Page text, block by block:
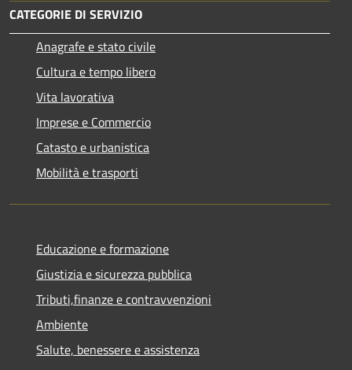
CATEGORIE DI SERVIZIO
Anagrafe e stato civile
Cultura e tempo libero
Vita lavorativa
Imprese e Commercio
Catasto e urbanistica
Mobilità e trasporti
Educazione e formazione
Giustizia e sicurezza pubblica
Tributi,finanze e contravvenzioni
Ambiente
Salute, benessere e assistenza